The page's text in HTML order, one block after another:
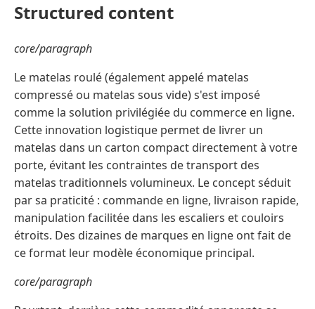
Structured content
core/paragraph
Le matelas roulé (également appelé matelas
compressé ou matelas sous vide) s'est imposé
comme la solution privilégiée du commerce en ligne.
Cette innovation logistique permet de livrer un
matelas dans un carton compact directement à votre
porte, évitant les contraintes de transport des
matelas traditionnels volumineux. Le concept séduit
par sa praticité : commande en ligne, livraison rapide,
manipulation facilitée dans les escaliers et couloirs
étroits. Des dizaines de marques en ligne ont fait de
ce format leur modèle économique principal.
core/paragraph